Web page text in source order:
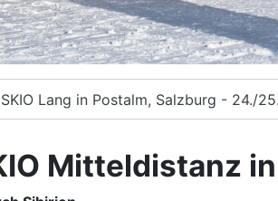
Lang in Postalm, Salzburg - 24./
Mitteldistanz